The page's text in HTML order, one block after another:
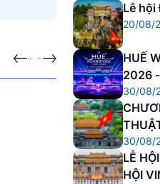
Sự
30.08.2026 -
HUẾ
chủ đề "City
sản"
20/08/
Lễ hội
30/08/
HUẾ
2026
sản"
30/08/
81
8
LỄ
HỘI